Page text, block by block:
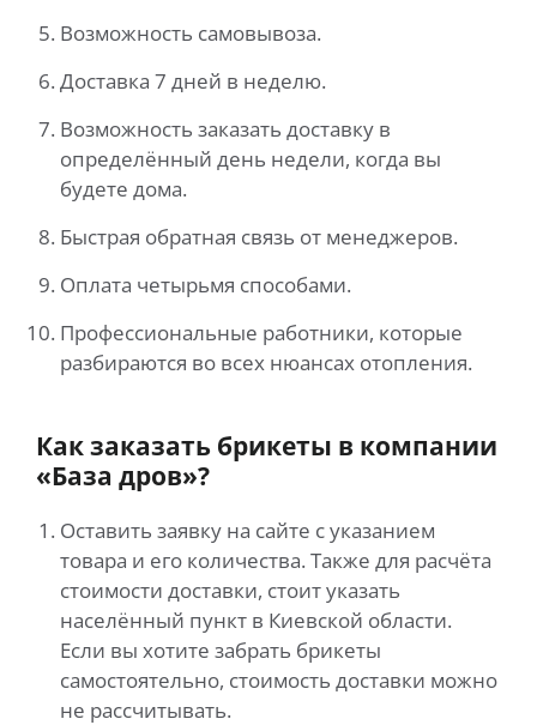
Возможность самовывоза.
Доставка 7 дней в неделю.
Возможность заказать доставку в
определённый день недели, когда вы
будете дома.
Быстрая обратная связь от менеджеров.
Оплата четырьмя способами.
Профессиональные работники, которые
разбираются во всех нюансах отопления.
Как заказать брикеты в компании
«База дров»?
Оставить заявку на сайте с указанием
товара и его количества. Также для расчёта
стоимости доставки, стоит указать
населённый пункт в Киевской области.
Если вы хотите забрать брикеты
самостоятельно, стоимость доставки можно
не рассчитывать.